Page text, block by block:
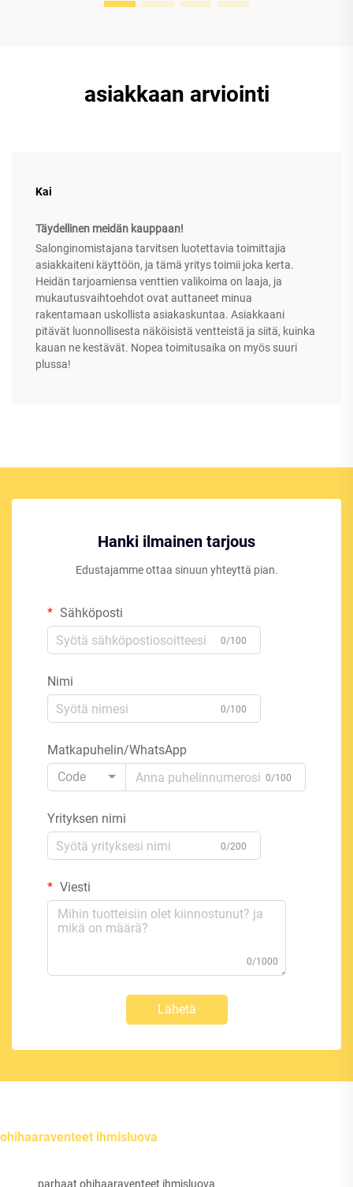
asiakkaan arviointi
Kai
Täydellinen meidän kauppaan!
Salonginomistajana tarvitsen luotettavia toimittajia
asiakkaiteni käyttöön, ja tämä yritys toimii joka kerta.
Heidän tarjoamiensa venttien valikoima on laaja, ja
mukautusvaihtoehdot ovat auttaneet minua
rakentamaan uskollista asiakaskuntaa. Asiakkaani
pitävät luonnollisesta näköisistä ventteistä ja siitä, kuinka
kauan ne kestävät. Nopea toimitusaika on myös suuri
plussa!
Hanki ilmainen tarjous
Edustajamme ottaa sinuun yhteyttä pian.
Sähköposti
0/100
Nimi
0/100
Matkapuhelin/WhatsApp
Code
0/100
Yrityksen nimi
0/200
Viesti
0/1000
Lähetä
ohihaaraventeet ihmisluova
parhaat ohihaaraventeet ihmisluova